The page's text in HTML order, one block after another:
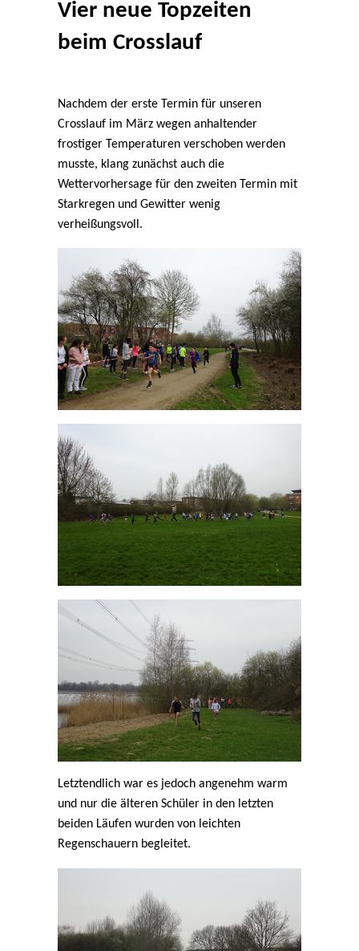
Vier neue Topzeiten
beim Crosslauf
Nachdem der erste Termin für unseren
Crosslauf im März wegen anhaltender
frostiger Temperaturen verschoben werden
musste, klang zunächst auch die
Wettervorhersage für den zweiten Termin mit
Starkregen und Gewitter wenig
verheißungsvoll.
Letztendlich war es jedoch angenehm warm
und nur die älteren Schüler in den letzten
beiden Läufen wurden von leichten
Regenschauern begleitet.